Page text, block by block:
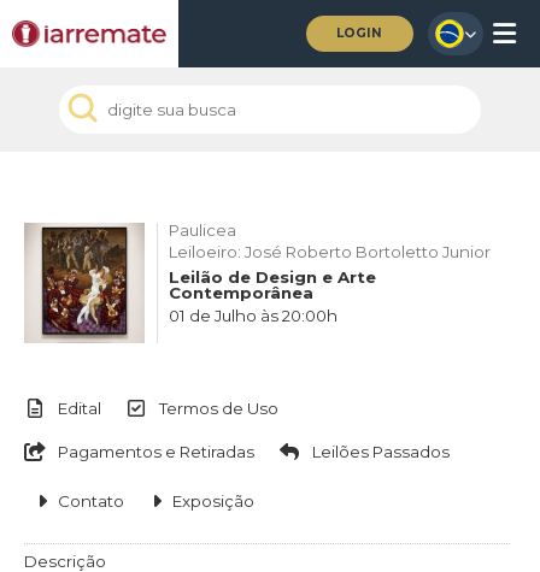
LOGIN
Paulicea
Leiloeiro: José Roberto Bortoletto Junior
Leilão de Design e Arte
Contemporânea
01 de Julho às 20:00h
Edital Termos de Uso
Pagamentos e Retiradas Leilões Passados
Contato Exposição
Descrição